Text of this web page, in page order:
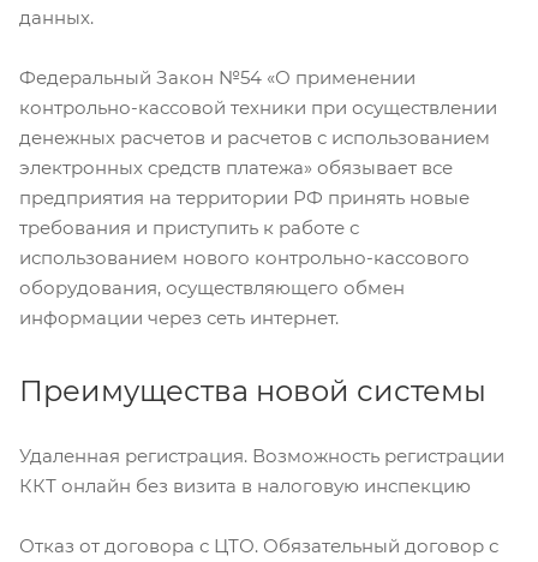
данных.
Федеральный Закон №54 «О применении
контрольно-кассовой техники при осуществлении
денежных расчетов и расчетов с использованием
электронных средств платежа» обязывает все
предприятия на территории РФ принять новые
требования и приступить к работе с
использованием нового контрольно-кассового
оборудования, осуществляющего обмен
информации через сеть интернет.
Преимущества новой системы
Удаленная регистрация. Возможность регистрации
ККТ онлайн без визита в налоговую инспекцию
Отказ от договора с ЦТО. Обязательный договор с